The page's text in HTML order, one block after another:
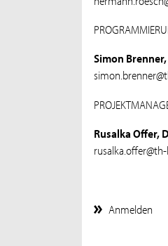
Simon Brenner,
Rusalka Offer,
Anmelden